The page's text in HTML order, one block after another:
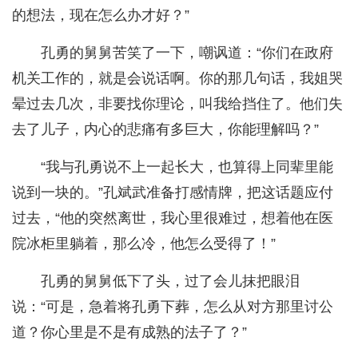
的想法，现在怎么办才好？”
孔勇的舅舅苦笑了一下，嘲讽道：“你们在政府
机关工作的，就是会说话啊。你的那几句话，我姐哭
晕过去几次，非要找你理论，叫我给挡住了。他们失
去了儿子，内心的悲痛有多巨大，你能理解吗？”
“我与孔勇说不上一起长大，也算得上同辈里能
说到一块的。”孔斌武准备打感情牌，把这话题应付
过去，“他的突然离世，我心里很难过，想着他在医
院冰柜里躺着，那么冷，他怎么受得了！”
孔勇的舅舅低下了头，过了会儿抹把眼泪
说：“可是，急着将孔勇下葬，怎么从对方那里讨公
道？你心里是不是有成熟的法子了？”